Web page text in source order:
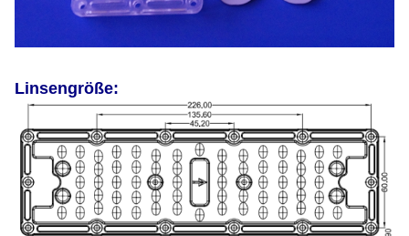
Linsengröße: